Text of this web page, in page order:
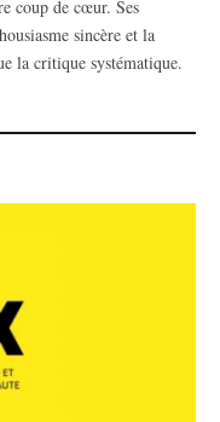
coup de cœur. Ses
sincère et la
la critique systématique.